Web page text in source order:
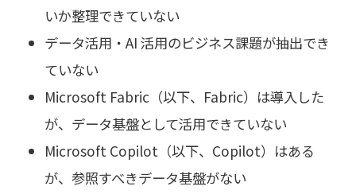
いか整理できていない
データ活用・AI 活用のビジネス課題が抽出でき
ていない
Microsoft Fabric（以下、Fabric）は導入した
が、データ基盤として活用できていない
Microsoft Copilot（以下、Copilot）はある
が、参照すべきデータ基盤がない